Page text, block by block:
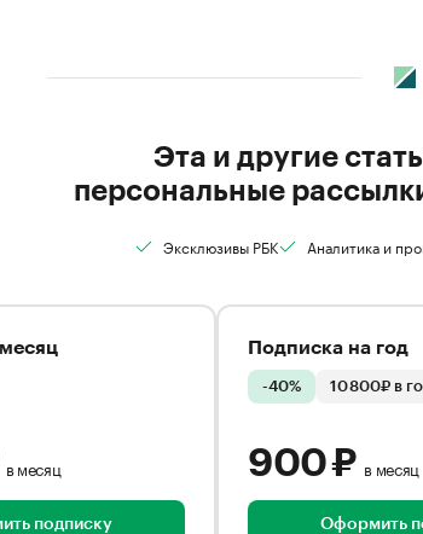
Эта и другие
персональные
Эксклюзивы РБК Аналитика и
в месяц
подписку
Подписка на год
-40% 10 800₽ в
900 ₽ в месяц
Оформить